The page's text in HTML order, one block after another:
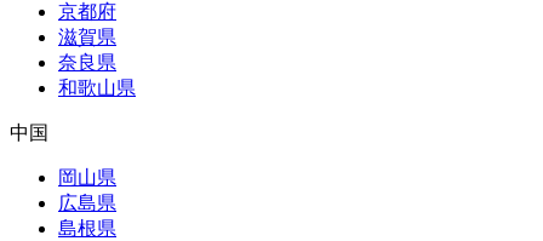
京都府
滋賀県
奈良県
和歌山県
中国
岡山県
広島県
島根県